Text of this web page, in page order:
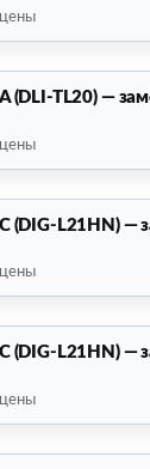
(DLI-TL20) —
(DIG-L21HN) —
(DIG-L21HN) —